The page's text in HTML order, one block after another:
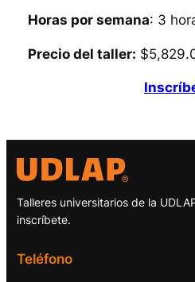
Horas por semana: 3
Precio del taller:
Talleres universitarios de la
inscríbete.
Teléfono